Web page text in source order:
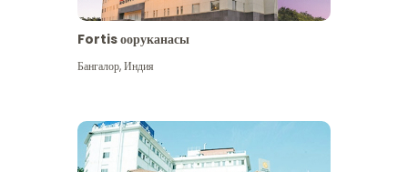
Fortis ооруканасы
Бангалор,Индия